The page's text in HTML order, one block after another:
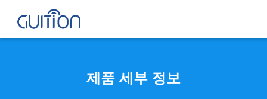
제품 세부 정보